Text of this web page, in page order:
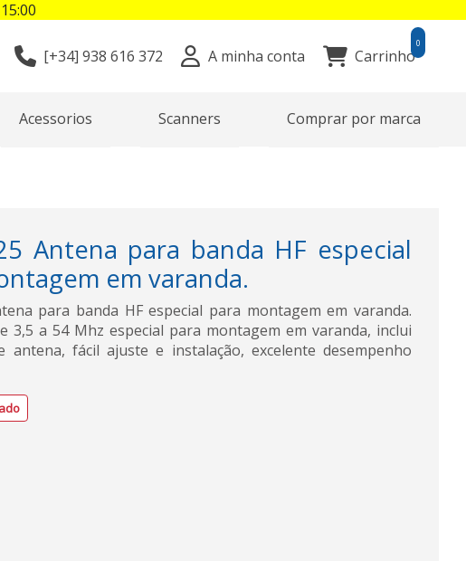
[+34] 938 616 372 A minha conta Carrinho
0
Acessorios Scanners Comprar por marca
Antena para banda HF especial
em varanda.
para banda HF especial para montagem em varanda.
3,5 a 54 Mhz especial para montagem em varanda, inclui
antena, fácil ajuste e instalação, excelente desempenho